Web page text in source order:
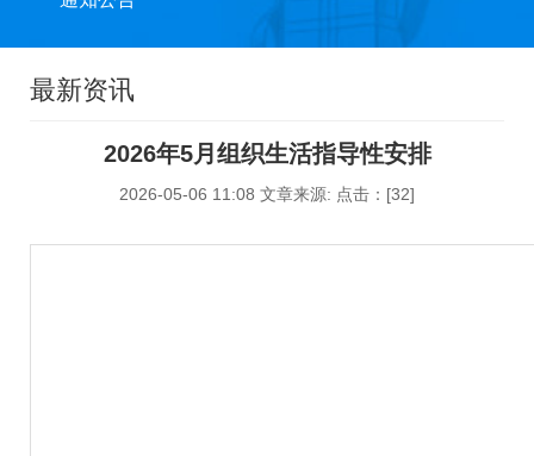
最新资讯
2026年5月组织生活指导性安排
2026-05-06 11:08 文章来源: 点击：[32]